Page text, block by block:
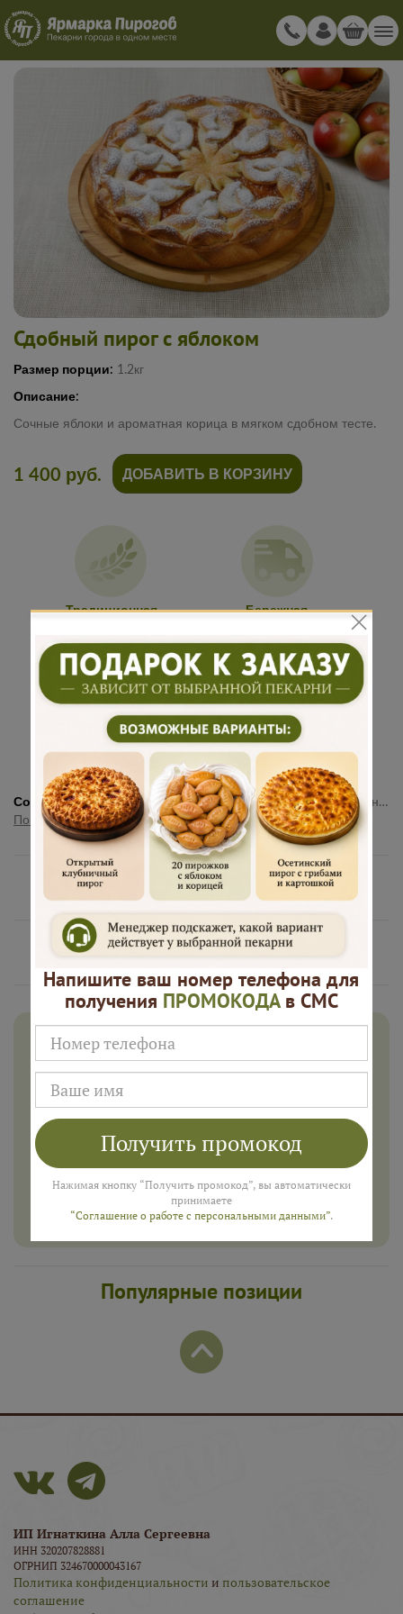
Сдобный пирог с яблоком
Размер порции: 1.2кг
Описание:
Сочные яблоки и ароматная корица в мягком сдобном тесте.
Традиционная
Бережная
Подарок к
каждому
заказу
Много
начинки
1 400 руб. ДОБАВИТЬ В КОРЗИНУ
Состав:Мука пшеничная высшего сорта, молоко, яйцо куриное, сахар, соль, дрожжи, масло сливочное, яблоко свежее, сахар
Показать полностью
Нам доверяют
Русские Пироги это
Дарим 500 рублей на заказ в
августе!
Введите ваш номер телефона и мы пришлем промокод
для подарка в смс
ПОЛУЧИТЬ
Популярные позиции
ИП Игнаткина Алла Сергеевна
ИНН 320207828881
ОГРНИП 324670000043167
Политика конфиденциальности и пользовательское
соглашение
Напишите ваш номер телефона для
получения ПРОМОКОДАв СМС
Получить промокод
Нажимая кнопку “Получить промокод”, вы автоматически
принимаете
“Соглашение о работе с персональными данными”.